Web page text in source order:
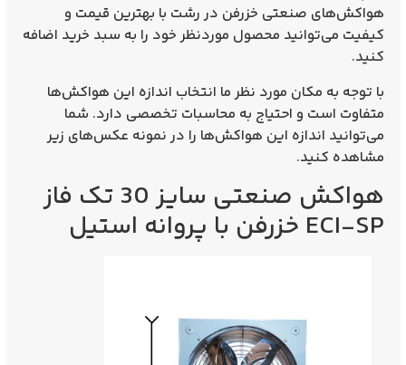
هواکش‌های صنعتی خزرفن در رشت با بهترین قیمت و
کیفیت می‌توانید محصول موردنظر خود را به سبد خرید اضافه
کنید.
با توجه به مکان مورد نظر ما انتخاب اندازه این هواکش‌ها
متفاوت است و احتیاج به محاسبات تخصصی دارد. شما
می‌توانید اندازه این هواکش‌ها را در نمونه عکس‌های زیر
مشاهده کنید.
هواکش صنعتی سایز 30 تک فاز
ECI-SP خزرفن با پروانه استیل